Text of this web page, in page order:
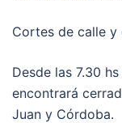
Cortes de calle
Desde las 7.30
encontrará
Juan y Córdoba.